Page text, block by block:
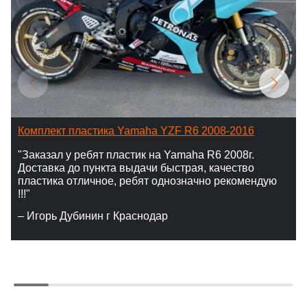
Комплект пластика Yamaha YZF R6 2008-2016
"Заказал у ребят пластик на Yamaha R6 2008г.
Доставка до пункта выдачи быстрая, качество
пластика отличное, ребят однозначно рекомендую
!!!"
– Игорь Дубинин г Краснодар